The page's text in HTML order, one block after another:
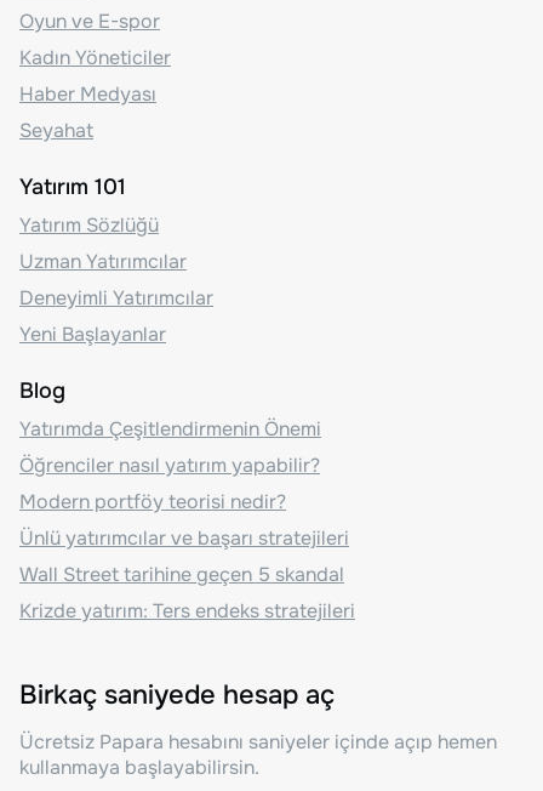
Oyun ve E-spor
Kadın Yöneticiler
Haber Medyası
Seyahat
Yatırım 101
Yatırım Sözlüğü
Uzman Yatırımcılar
Deneyimli Yatırımcılar
Yeni Başlayanlar
Blog
Yatırımda Çeşitlendirmenin Önemi
Öğrenciler nasıl yatırım yapabilir?
Modern portföy teorisi nedir?
Ünlü yatırımcılar ve başarı stratejileri
Wall Street tarihine geçen 5 skandal
Krizde yatırım: Ters endeks stratejileri
Birkaç saniyede hesap aç
Ücretsiz Papara hesabını saniyeler içinde açıp hemen
kullanmaya başlayabilirsin.